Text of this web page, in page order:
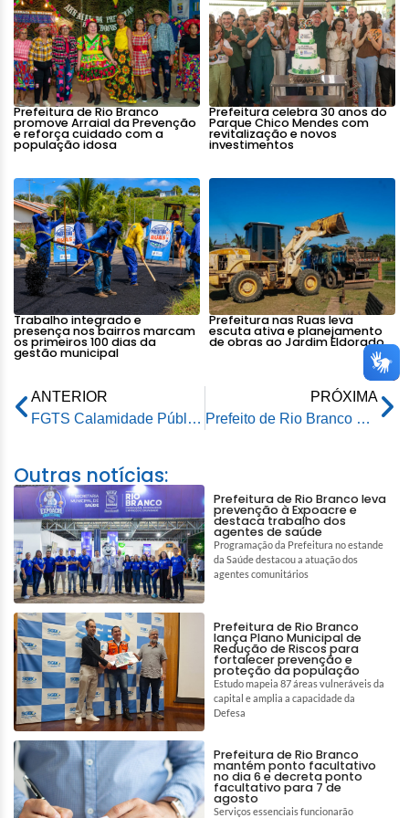
Prefeitura de Rio Branco
promove Arraial da Prevenção
e reforça cuidado com a
população idosa
Prefeitura celebra 30 anos do
Parque Chico Mendes com
revitalização e novos
investimentos
Trabalho integrado e
presença nos bairros marcam
os primeiros 100 dias da
gestão municipal
Prefeitura nas Ruas leva
escuta ativa e planejamento
de obras ao Jardim Eldorado
ANTERIOR
FGTS Calamidade Pública: Prefeitura de Rio Branco esclarece sobre o saque
PRÓXIMA
Prefeito de Rio Branco participa de café de manhã no Floresta Sul para ouvir demandas da população
Outras notícias:
Prefeitura de Rio Branco leva
prevenção à Expoacre e
destaca trabalho dos
agentes de saúde
Programação da Prefeitura no estande
da Saúde destacou a atuação dos
agentes comunitários
Prefeitura de Rio Branco
lança Plano Municipal de
Redução de Riscos para
fortalecer prevenção e
proteção da população
Estudo mapeia 87 áreas vulneráveis da
capital e amplia a capacidade da
Defesa
Prefeitura de Rio Branco
mantém ponto facultativo
no dia 6 e decreta ponto
facultativo para 7 de
agosto
Serviços essenciais funcionarão